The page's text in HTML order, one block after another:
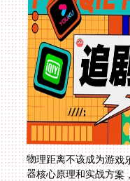
物理距离不该成为游戏
器核心原理和实战方案
前线：破坏与创造不卡
服，还是纽约玩天涯明
端兼容、加密专线的专
降到80ms的质变区间
从未如此接近。记住：